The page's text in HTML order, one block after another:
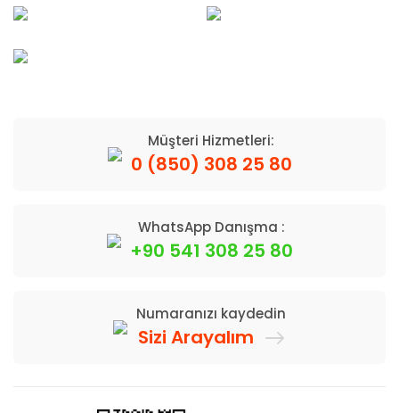
Müşteri Hizmetleri:
0 (850) 308 25 80
WhatsApp Danışma :
+90 541 308 25 80
Numaranızı kaydedin
Sizi Arayalım